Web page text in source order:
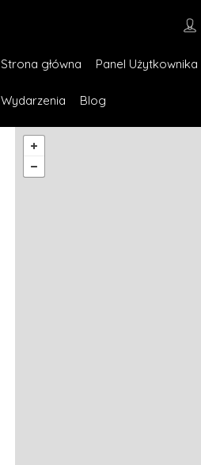
Strona główna Panel Użytkownika
Wydarzenia Blog